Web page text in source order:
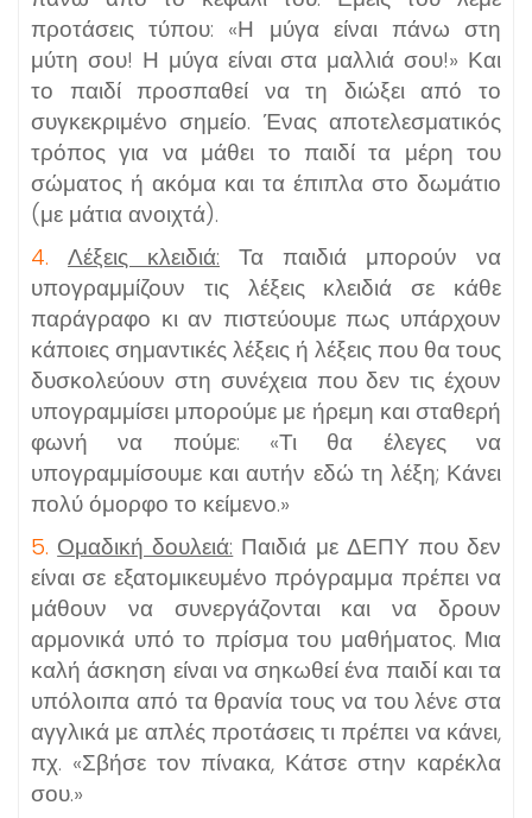
προτάσεις τύπου: «Η μύγα είναι πάνω στη
μύτη σου! Η μύγα είναι στα μαλλιά σου!» Και
το παιδί προσπαθεί να τη διώξει από το
συγκεκριμένο σημείο. Ένας αποτελεσματικός
τρόπος για να μάθει το παιδί τα μέρη του
σώματος ή ακόμα και τα έπιπλα στο δωμάτιο
(με μάτια ανοιχτά).
4.
Λέξεις κλειδιά: Τα παιδιά μπορούν να
υπογραμμίζουν τις λέξεις κλειδιά σε κάθε
παράγραφο κι αν πιστεύουμε πως υπάρχουν
κάποιες σημαντικές λέξεις ή λέξεις που θα τους
δυσκολεύουν στη συνέχεια που δεν τις έχουν
υπογραμμίσει μπορούμε με ήρεμη και σταθερή
φωνή να πούμε: «Τι θα έλεγες να
υπογραμμίσουμε και αυτήν εδώ τη λέξη; Κάνει
πολύ όμορφο το κείμενο.»
5. Ομαδική δουλειά: Παιδιά με ΔΕΠΥ που δεν
είναι σε εξατομικευμένο πρόγραμμα πρέπει να
μάθουν να συνεργάζονται και να δρουν
αρμονικά υπό το πρίσμα του μαθήματος. Μια
καλή άσκηση είναι να σηκωθεί ένα παιδί και τα
υπόλοιπα από τα θρανία τους να του λένε στα
αγγλικά με απλές προτάσεις τι πρέπει να κάνει,
πχ. «Σβήσε τον πίνακα, Κάτσε στην καρέκλα
σου.»